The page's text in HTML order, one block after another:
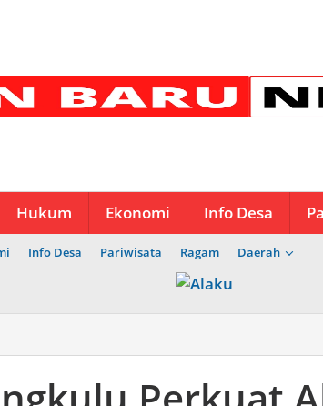
Hukum Ekonomi Info Desa
Info Desa Pariwisata Ragam Daerah